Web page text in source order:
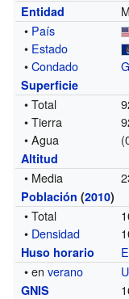
Entidad
• País
• Estado
•Condado
Superficie
• Total
• Tierra
• Agua
Altitud
• Media
Población (2010)
• Total
• Densidad
Huso horario
• enverano
GNIS